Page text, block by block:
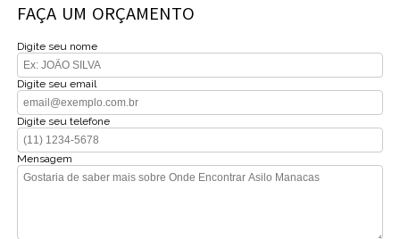
FAÇA UM ORÇAMENTO
Digite seu nome
Digite seu email
Digite seu telefone
Mensagem